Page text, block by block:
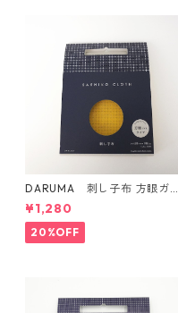
DARUMA 刺し子布 方眼ガイ
ドタイプ Col.4 カラシ
¥1,280
20%OFF